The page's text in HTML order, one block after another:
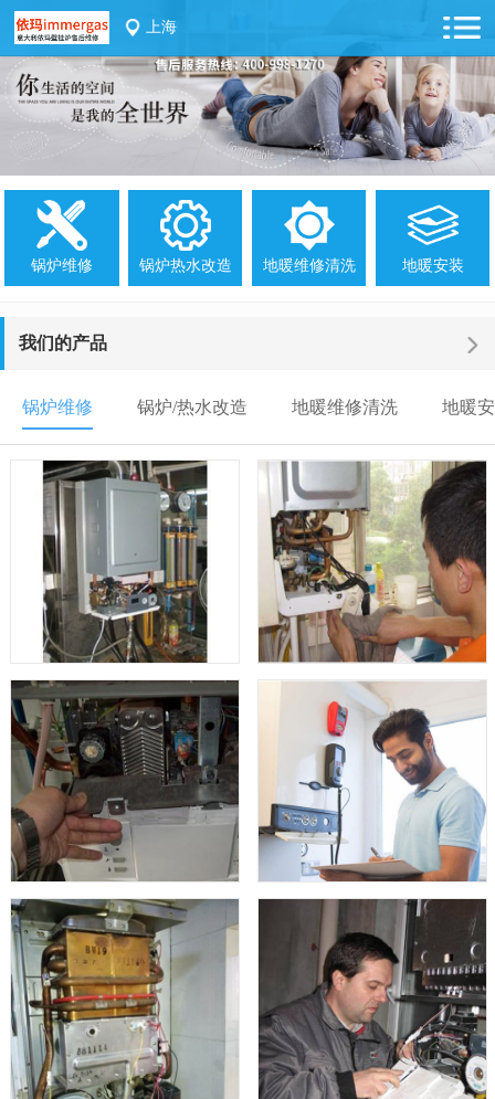
上海
锅炉维修 锅炉热水改造 地暖维修清洗 地暖安装
我们的产品
锅炉维修 锅炉/热水改造 地暖维修清洗 地暖